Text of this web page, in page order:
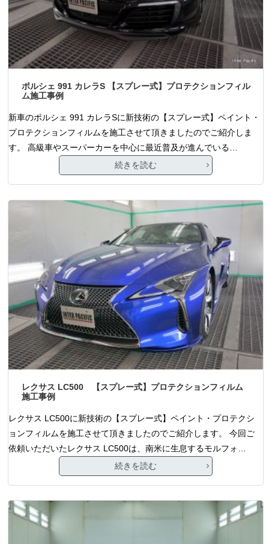
ポルシェ 991 カレラS 【スプレー式】プロテクションフィル
ム施工事例
新車のポルシェ 991 カレラSに新技術の【スプレー式】ペイント・
プロテクションフィルムを施工させて頂きましたのでご紹介しま
す。 高級車やスーパーカーを中心に最近普及が進んでいる…
続きを読む
レクサス LC500 【スプレー式】プロテクションフィルム
施工事例
レクサス LC500に新技術の【スプレー式】ペイント・プロテクシ
ョンフィルムを施工させて頂きましたのでご紹介します。 今回ご
依頼いただいたレクサス LC500は、南米に生息するモルフォ…
続きを読む